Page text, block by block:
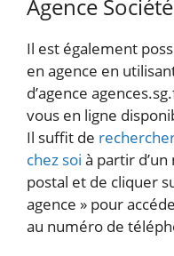
Agence
Il est également
en agence en
d’agence
vous en ligne
Il suffit de
chez soi à partir
postal et de cliquer
agence » pour
au numéro de